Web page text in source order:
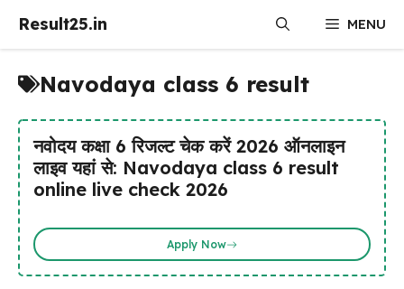
Result25.in MENU
Navodaya class 6 result
नवोदय कक्षा 6 रिजल्ट चेक करें 2026 ऑनलाइन
लाइव यहां से: Navodaya class 6 result
online live check 2026
Apply Now